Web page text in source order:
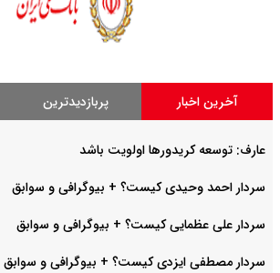
آخرین اخبار پربازدیدترین
عارف: توسعه کریدورها اولویت باشد
سردار احمد وحیدی کیست؟ + بیوگرافی و سوابق
سردار علی عظمایی کیست؟ + بیوگرافی و سوابق
سردار مصطفی ایزدی کیست؟ + بیوگرافی و سوابق